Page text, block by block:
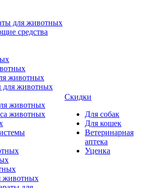
для животных
средства
животных
для животных
животных
животных
животных
Скидки
Для собак
Для кошек
Ветеринарная
аптека
Уценка